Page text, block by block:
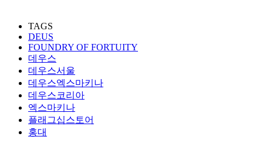
TAGS
DEUS
FOUNDRY OF FORTUITY
데우스
데우스서울
데우스엑스마키나
데우스코리아
엑스마키나
플래그십스토어
홍대